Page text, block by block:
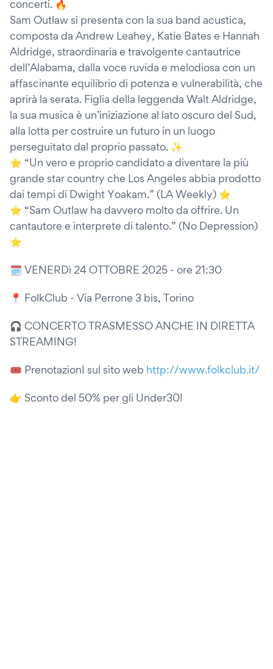
concerti. 🔥
Sam Outlaw si presenta con la sua band acustica,
composta da Andrew Leahey, Katie Bates e Hannah
Aldridge, straordinaria e travolgente cantautrice
dell’Alabama, dalla voce ruvida e melodiosa con un
affascinante equilibrio di potenza e vulnerabilità, che
aprirà la serata. Figlia della leggenda Walt Aldridge,
la sua musica è un’iniziazione al lato oscuro del Sud,
alla lotta per costruire un futuro in un luogo
perseguitato dal proprio passato. ✨
⭐ “Un vero e proprio candidato a diventare la più
grande star country che Los Angeles abbia prodotto
dai tempi di Dwight Yoakam.” (LA Weekly) ⭐
⭐ “Sam Outlaw ha davvero molto da offrire. Un
cantautore e interprete di talento.” (No Depression)
⭐
🗓 VENERDì 24 OTTOBRE 2025 - ore 21:30
📍 FolkClub - Via Perrone 3 bis, Torino
🎧 CONCERTO TRASMESSO ANCHE IN DIRETTA
STREAMING!
🎟 PrenotazionI sul sito web http://www.folkclub.it/
👉 Sconto del 50% per gli Under30!